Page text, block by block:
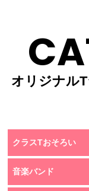
オリジナル
クラスTおそろい
音楽バンド